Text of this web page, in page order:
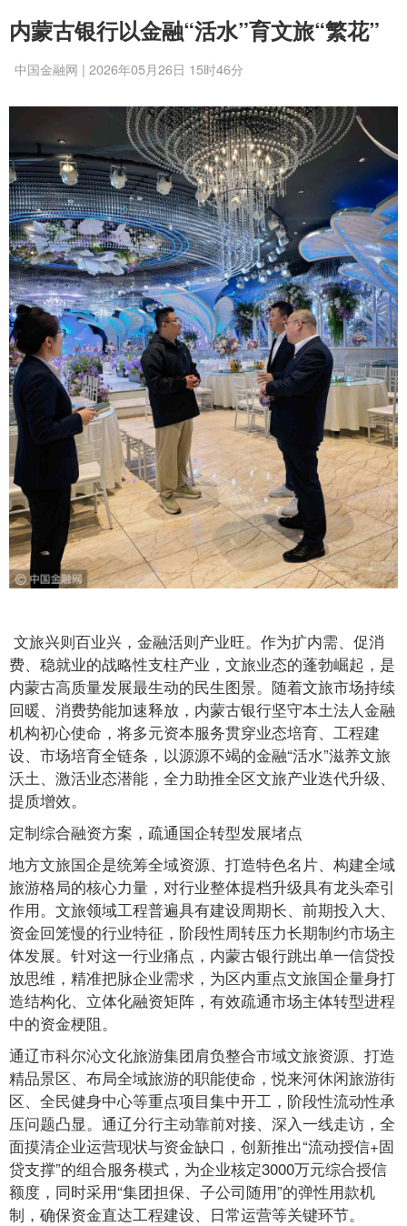
内蒙古银行以金融“活水”育文旅“繁花”
中国金融网 | 2026年05月26日 15时46分
文旅兴则百业兴，金融活则产业旺。作为扩内需、促消
费、稳就业的战略性支柱产业，文旅业态的蓬勃崛起，是
内蒙古高质量发展最生动的民生图景。随着文旅市场持续
回暖、消费势能加速释放，内蒙古银行坚守本土法人金融
机构初心使命，将多元资本服务贯穿业态培育、工程建
设、市场培育全链条，以源源不竭的金融“活水”滋养文旅
沃土、激活业态潜能，全力助推全区文旅产业迭代升级、
提质增效。
定制综合融资方案，疏通国企转型发展堵点
地方文旅国企是统筹全域资源、打造特色名片、构建全域
旅游格局的核心力量，对行业整体提档升级具有龙头牵引
作用。文旅领域工程普遍具有建设周期长、前期投入大、
资金回笼慢的行业特征，阶段性周转压力长期制约市场主
体发展。针对这一行业痛点，内蒙古银行跳出单一信贷投
放思维，精准把脉企业需求，为区内重点文旅国企量身打
造结构化、立体化融资矩阵，有效疏通市场主体转型进程
中的资金梗阻。
通辽市科尔沁文化旅游集团肩负整合市域文旅资源、打造
精品景区、布局全域旅游的职能使命，悦来河休闲旅游街
区、全民健身中心等重点项目集中开工，阶段性流动性承
压问题凸显。通辽分行主动靠前对接、深入一线走访，全
面摸清企业运营现状与资金缺口，创新推出“流动授信+固
贷支撑”的组合服务模式，为企业核定3000万元综合授信
额度，同时采用“集团担保、子公司随用”的弹性用款机
制，确保资金直达工程建设、日常运营等关键环节。